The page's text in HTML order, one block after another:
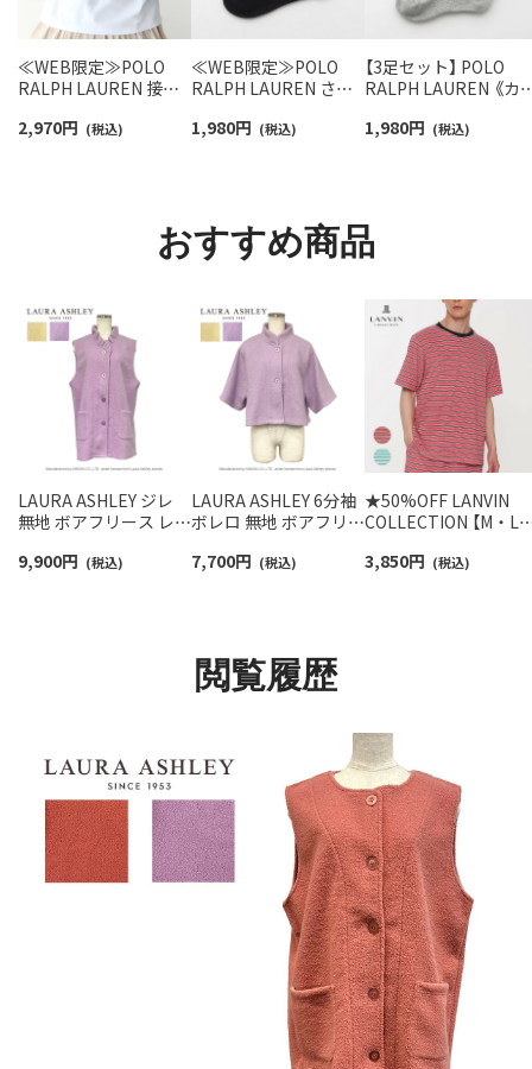
≪WEB限定≫POLO
RALPH LAUREN 接触
ームカバー ＆ レッグウ
2,970円 (税込)
≪WEB限定≫POLO
RALPH LAUREN さら
スニーカー丈ソックス
1,980円 (税込)
【3足セット】 POLO
RALPH LAUREN 《カ
ンポイントソックス
1,980円 (税込)
おすすめ商品
LAURA ASHLEY ジレ
無地 ボアフリース レデ
73285240
9,900円 (税込)
LAURA ASHLEY 6分袖
ボレロ 無地 ボアフリー
ルト 73285240
7,700円 (税込)
★50%OFF LANVIN
COLLECTION 【M・L
ボーダー 半袖 ラウン
3,850円 (税込)
閲覧履歴